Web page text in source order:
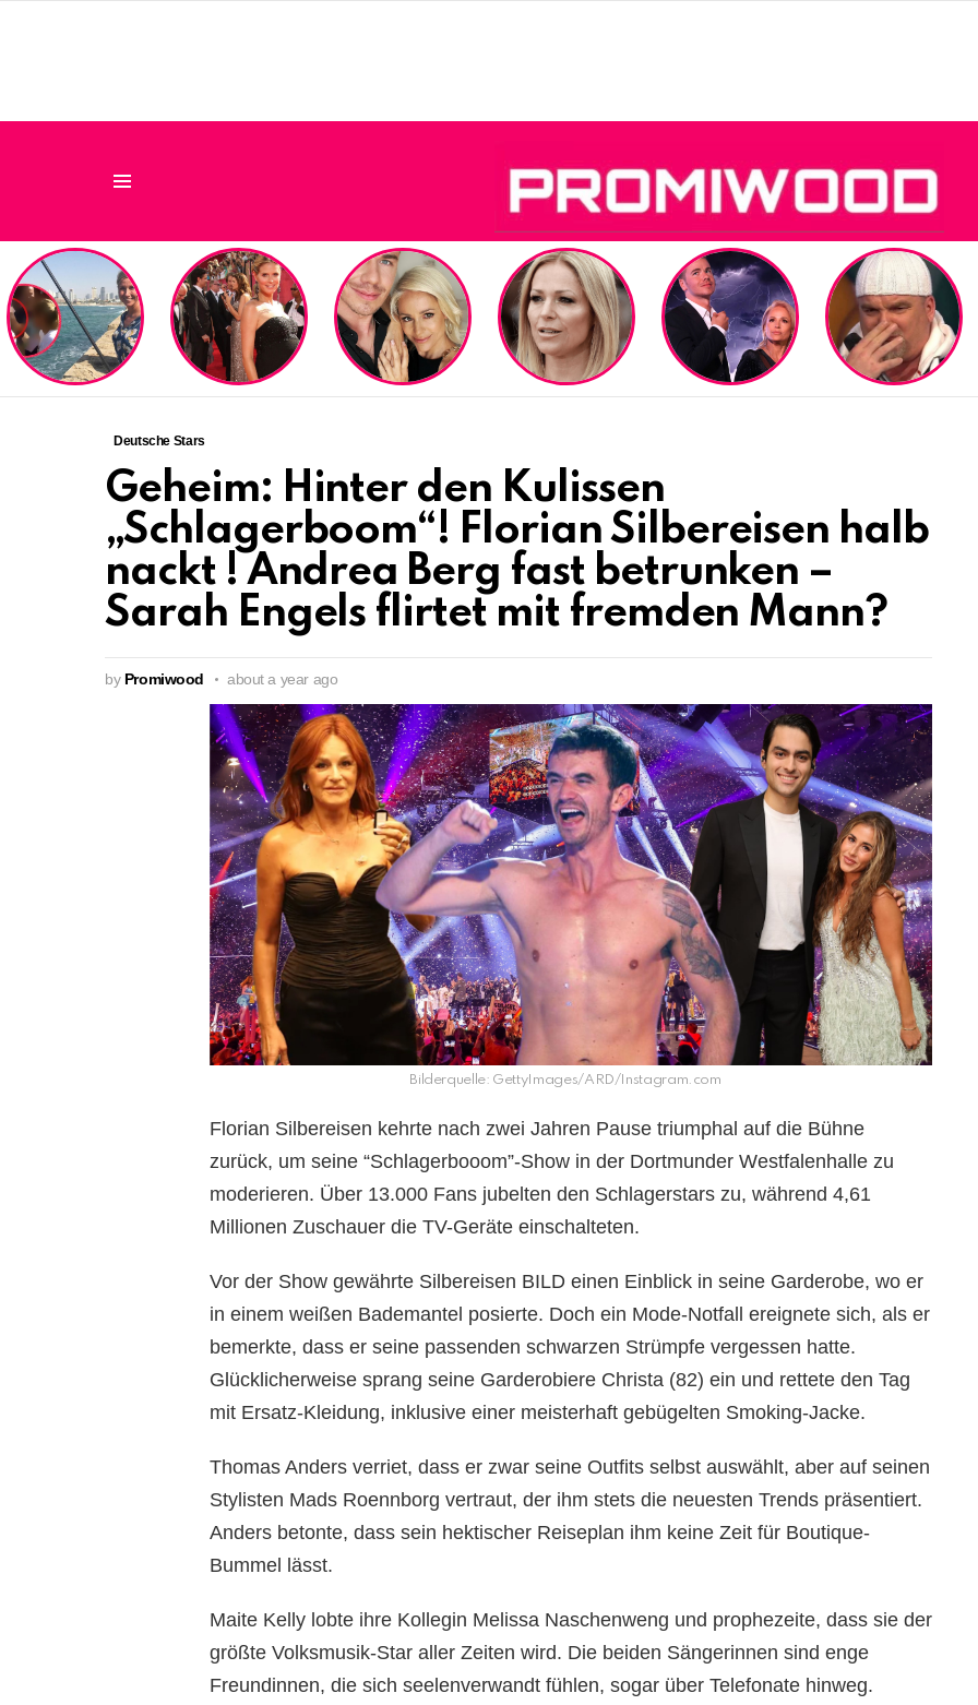
LATEST
STORIES
Deutsche Stars
Geheim: Hinter den Kulissen
„Schlagerboom“! Florian Silbereisen halb
nackt ! Andrea Berg fast betrunken –
Sarah Engels flirtet mit fremden Mann?
by Promiwood about a year ago
Bilderquelle: GettyImages/ARD/Instagram.com
Florian Silbereisen kehrte nach zwei Jahren Pause triumphal auf die Bühne
zurück, um seine “Schlagerbooom”-Show in der Dortmunder Westfalenhalle zu
moderieren. Über 13.000 Fans jubelten den Schlagerstars zu, während 4,61
Millionen Zuschauer die TV-Geräte einschalteten.
Vor der Show gewährte Silbereisen BILD einen Einblick in seine Garderobe, wo er
in einem weißen Bademantel posierte. Doch ein Mode-Notfall ereignete sich, als er
bemerkte, dass er seine passenden schwarzen Strümpfe vergessen hatte.
Glücklicherweise sprang seine Garderobiere Christa (82) ein und rettete den Tag
mit Ersatz-Kleidung, inklusive einer meisterhaft gebügelten Smoking-Jacke.
Thomas Anders verriet, dass er zwar seine Outfits selbst auswählt, aber auf seinen
Stylisten Mads Roennborg vertraut, der ihm stets die neuesten Trends präsentiert.
Anders betonte, dass sein hektischer Reiseplan ihm keine Zeit für Boutique-
Bummel lässt.
Maite Kelly lobte ihre Kollegin Melissa Naschenweng und prophezeite, dass sie der
größte Volksmusik-Star aller Zeiten wird. Die beiden Sängerinnen sind enge
Freundinnen, die sich seelenverwandt fühlen, sogar über Telefonate hinweg.